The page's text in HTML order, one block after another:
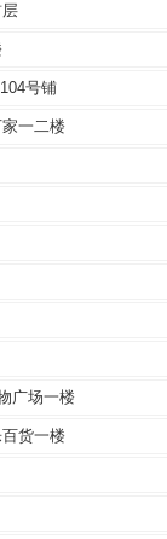
号铺
一二楼
广场一楼
货一楼